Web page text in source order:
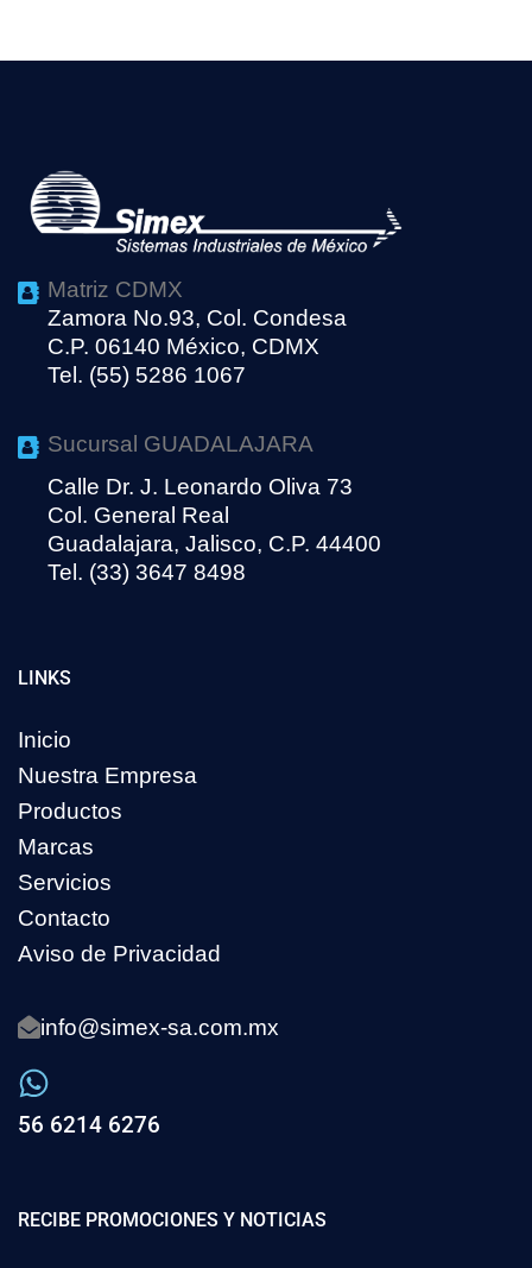
Matriz CDMX
Zamora No.93, Col. Condesa
C.P. 06140 México, CDMX
Tel. (55) 5286 1067
Sucursal GUADALAJARA
Calle Dr. J. Leonardo Oliva 73
Col. General Real
Guadalajara, Jalisco, C.P. 44400
Tel. (33) 3647 8498
LINKS
Inicio
Nuestra Empresa
Productos
Marcas
Servicios
Contacto
Aviso de Privacidad
info@simex-sa.com.mx
56 6214 6276
RECIBE PROMOCIONES Y NOTICIAS